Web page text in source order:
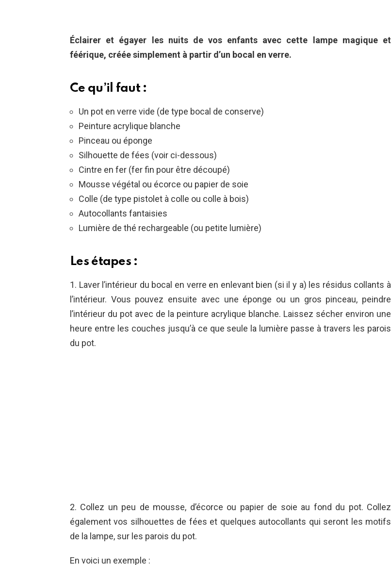
Éclairer et égayer les nuits de vos enfants avec cette lampe magique et
féérique, créée simplement à partir d’un bocal en verre.
Ce qu’il faut :
Un pot en verre vide (de type bocal de conserve)
Peinture acrylique blanche
Pinceau ou éponge
Silhouette de fées (voir ci-dessous)
Cintre en fer (fer fin pour être découpé)
Mousse végétal ou écorce ou papier de soie
Colle (de type pistolet à colle ou colle à bois)
Autocollants fantaisies
Lumière de thé rechargeable (ou petite lumière)
Les étapes :
1. Laver l’intérieur du bocal en verre en enlevant bien (si il y a) les résidus collants à
l’intérieur. Vous pouvez ensuite avec une éponge ou un gros pinceau, peindre
l’intérieur du pot avec de la peinture acrylique blanche. Laissez sécher environ une
heure entre les couches jusqu’à ce que seule la lumière passe à travers les parois
du pot.
2. Collez un peu de mousse, d’écorce ou papier de soie au fond du pot. Collez
également vos silhouettes de fées et quelques autocollants qui seront les motifs
de la lampe, sur les parois du pot.
En voici un exemple :